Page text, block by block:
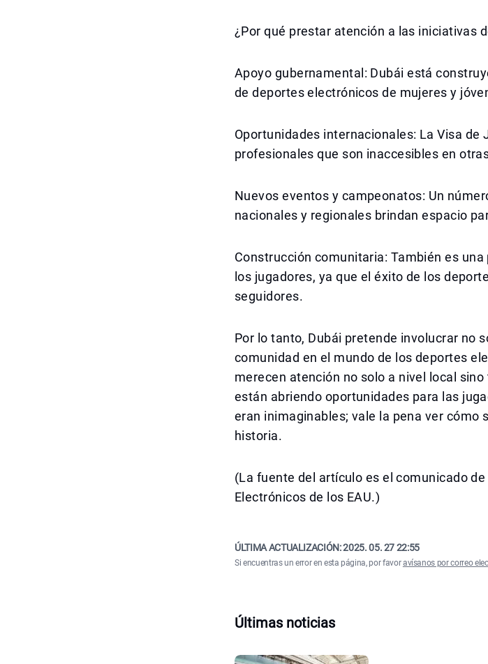
¿Por qué prestar atención a las iniciativas
Apoyo gubernamental: Dubái está
de deportes electrónicos de mujeres y
Oportunidades internacionales: La Visa de
profesionales que son inaccesibles en
Nuevos eventos y campeonatos: Un
nacionales y regionales brindan espacio
Construcción comunitaria: También es
los jugadores, ya que el éxito de los
seguidores.
Por lo tanto, Dubái pretende involucrar no
comunidad en el mundo de los deportes
merecen atención no solo a nivel local
están abriendo oportunidades para las
eran inimaginables; vale la pena ver cómo
historia.
(La fuente del artículo es el comunicado
Electrónicos de los EAU.)
ÚLTIMA ACTUALIZACIÓN:2025. 05. 27 22:55
Si encuentras un error en esta página, por favoravísanos por correo
Últimas noticias